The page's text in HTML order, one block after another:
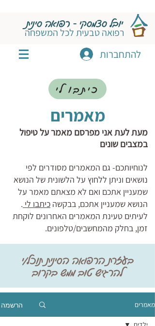
יובל סצמסקי - רפואה סינית
רפואה טבעית לכל המשפחה
להתחברות
כיתבו לי
מאמרים
מעת לעת אני מפרסם מאמר על טיפול
במצבים שונים
לנוחיותכם- גם המאמרים מסודרים לפי
נושאים וניתן ללחוץ על הלשונית של הנושא
שמעניין אתכם ואם לא מצאתם מאמר על
הנושא שמעניין אתכם, בבקשה כיתבו לי .
לעיתים טעינת המאמרים האחרונים לוקחת
זמן, בחלק מהמחשבים/טלפונים.
בעזרת הרפואה הסינית תוכל/י
להרגיש טוב ממש בקרוב
מאמרים הרשמה